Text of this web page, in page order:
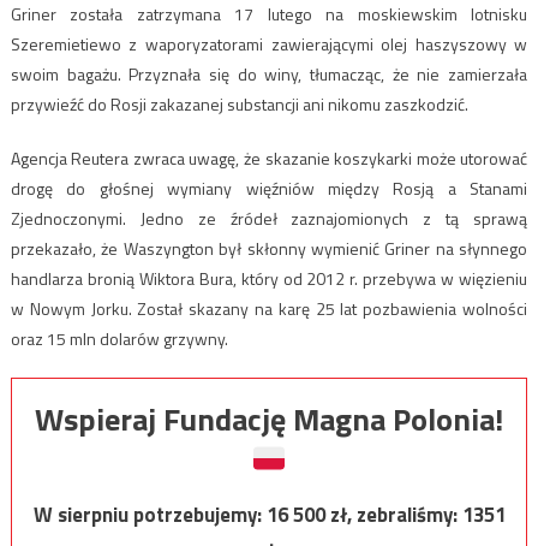
Griner została zatrzymana 17 lutego na moskiewskim lotnisku
Szeremietiewo z waporyzatorami zawierającymi olej haszyszowy w
swoim bagażu. Przyznała się do winy, tłumacząc, że nie zamierzała
przywieźć do Rosji zakazanej substancji ani nikomu zaszkodzić.
Agencja Reutera zwraca uwagę, że skazanie koszykarki może utorować
drogę do głośnej wymiany więźniów między Rosją a Stanami
Zjednoczonymi. Jedno ze źródeł zaznajomionych z tą sprawą
przekazało, że Waszyngton był skłonny wymienić Griner na słynnego
handlarza bronią Wiktora Bura, który od 2012 r. przebywa w więzieniu
w Nowym Jorku. Został skazany na karę 25 lat pozbawienia wolności
oraz 15 mln dolarów grzywny.
Wspieraj Fundację Magna Polonia!
W sierpniu potrzebujemy:16 500zł, zebraliśmy:1351